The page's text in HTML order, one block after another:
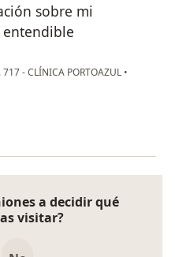
sobre mi
717 - CLÍNICA PORTOAZUL •
a decidir qué
visitar?